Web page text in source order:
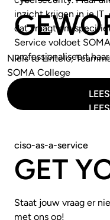
Niels te Lintelo,
SOMA College
inzicht krijgen in je IT,
dat vraagt om
Service voldoet
professionaliseert
ciso-as-a-service
GET
Staat jouw vraag er
met ons op!